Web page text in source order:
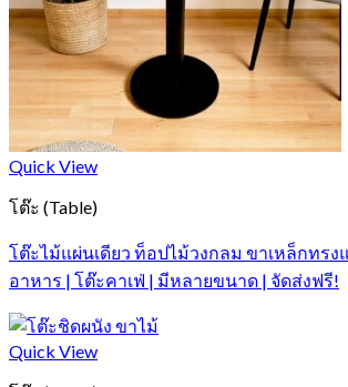
Quick View
โต๊ะ (Table)
โต๊ะไม้แผ่นเดียว ท็อปไม้วงกลม ขาเหล็กทร
อาหาร | โต๊ะคาเฟ่ | มีหลายขนาด | จัดส่งฟรี!
Quick View